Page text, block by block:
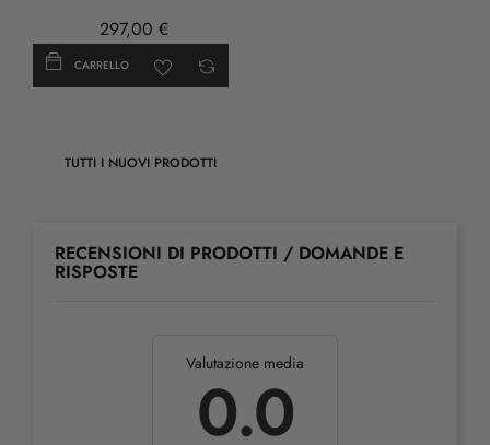
297,00 €
CARRELLO
TUTTI I NUOVI PRODOTTI
RECENSIONI DI PRODOTTI / DOMANDE E
RISPOSTE
Valutazione media
0.0